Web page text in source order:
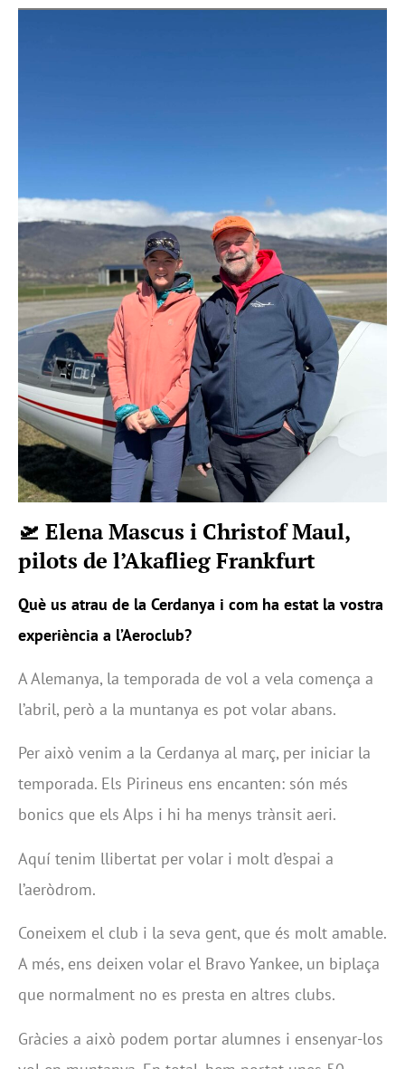
🛫 Elena Mascus i Christof Maul,
pilots de l’Akaflieg Frankfurt
Què us atrau de la Cerdanya i com ha estat la vostra
experiència a l’Aeroclub?
A Alemanya, la temporada de vol a vela comença a
l’abril, però a la muntanya es pot volar abans.
Per això venim a la Cerdanya al març, per iniciar la
temporada. Els Pirineus ens encanten: són més
bonics que els Alps i hi ha menys trànsit aeri.
Aquí tenim llibertat per volar i molt d’espai a
l’aeròdrom.
Coneixem el club i la seva gent, que és molt amable.
A més, ens deixen volar el Bravo Yankee, un biplaça
que normalment no es presta en altres clubs.
Gràcies a això podem portar alumnes i ensenyar-los